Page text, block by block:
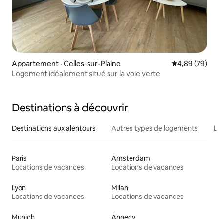
Appartement · Celles-sur-Plaine Note
4,89 (79)
Logement idéalement situé sur la voie verte
Destinations à découvrir
Destinations aux alentours Autres types de logements
Paris
Locations de vacances
Amsterdam
Locations de vacances
Lyon
Locations de vacances
Milan
Locations de vacances
Munich Annecy